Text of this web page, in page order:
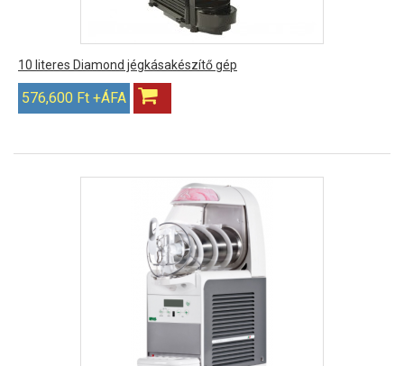
10 literes Diamond jégkásakészítő gép
576,600 Ft +ÁFA